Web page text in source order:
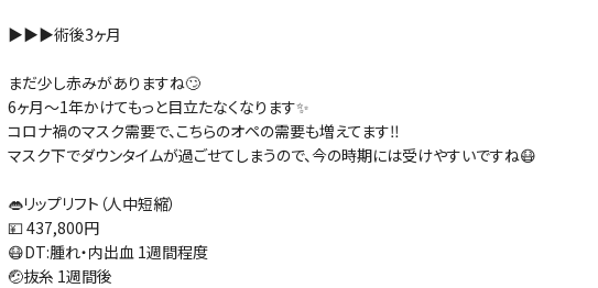
▶▶▶術後3ヶ月
まだ少し赤みがありますね🙄
6ヶ月〜1年かけてもっと目立たなくなります✨
コロナ禍のマスク需要で、こちらのオペの需要も増えてます‼️
マスク下でダウンタイムが過ごせてしまうので、今の時期には受けやすいですね😷
👄リップリフト（人中短縮）
💴 437,800円
😷DT:腫れ・内出血 1週間程度
🤕抜糸 1週間後